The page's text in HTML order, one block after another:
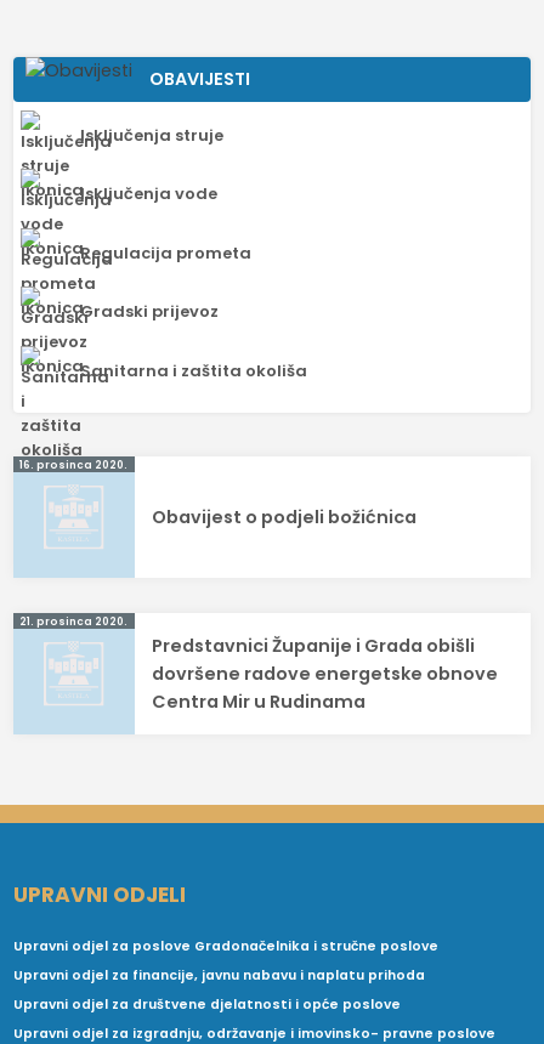
OBAVIJESTI
Isključenja struje
Isključenja vode
Regulacija prometa
Gradski prijevoz
Sanitarna i zaštita okoliša
Navigacija
objava
16. prosinca 2020.
Obavijest o podjeli božićnica
21. prosinca 2020.
Predstavnici Županije i Grada obišli
dovršene radove energetske obnove
Centra Mir u Rudinama
UPRAVNI ODJELI
Upravni odjel za poslove Gradonačelnika i stručne poslove
Upravni odjel za financije, javnu nabavu i naplatu prihoda
Upravni odjel za društvene djelatnosti i opće poslove
Upravni odjel za izgradnju, održavanje i imovinsko- pravne poslove